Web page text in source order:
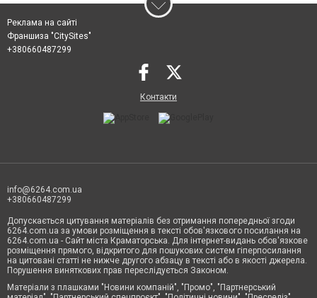
Реклама на сайті
Франшиза "CitySites"
+380660487299
Контакти
info@6264.com.ua
+380660487299
Допускається цитування матеріалів без отримання попередньої згоди
6264.com.ua за умови розміщення в тексті обов'язкового посилання на
6264.com.ua - Сайт міста Краматорська. Для інтернет-видань обов'язкове
розміщення прямого, відкритого для пошукових систем гіперпосилання
на цитовані статті не нижче другого абзацу в тексті або в якості джерела.
Порушення виняткових прав переслідується Законом.
Матеріали з плашками "Новини компаній", "Промо", "Партнерський